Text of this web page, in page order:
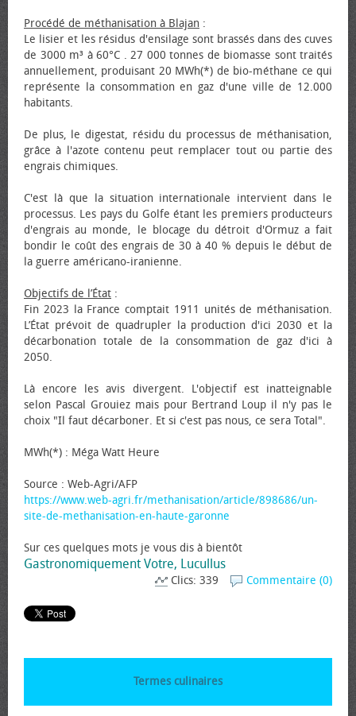
Procédé de méthanisation à Blajan :
Le lisier et les résidus d'ensilage sont brassés dans des cuves
de 3000 m³ à 60°C . 27 000 tonnes de biomasse sont traités
annuellement, produisant 20 MWh(*) de bio-méthane ce qui
représente la consommation en gaz d'une ville de 12.000
habitants.
De plus, le digestat, résidu du processus de méthanisation,
grâce à l'azote contenu peut remplacer tout ou partie des
engrais chimiques.
C'est là que la situation internationale intervient dans le
processus. Les pays du Golfe étant les premiers producteurs
d'engrais au monde, le blocage du détroit d'Ormuz a fait
bondir le coût des engrais de 30 à 40 % depuis le début de
la guerre américano-iranienne.
Objectifs de l’État :
Fin 2023 la France comptait 1911 unités de méthanisation.
L’État prévoit de quadrupler la production d'ici 2030 et la
décarbonation totale de la consommation de gaz d'ici à
2050.
Là encore les avis divergent. L'objectif est inatteignable
selon Pascal Grouiez mais pour Bertrand Loup il n'y pas le
choix "Il faut décarboner. Et si c'est pas nous, ce sera Total".
MWh(*) : Méga Watt Heure
Source : Web-Agri/AFP
https://www.web-agri.fr/methanisation/article/898686/un-
site-de-methanisation-en-haute-garonne
Sur ces quelques mots je vous dis à bientôt
Gastronomiquement Votre, Lucullus
Commentaire (0)
Clics: 339
Termes culinaires